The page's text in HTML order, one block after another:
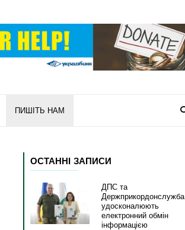
ПИШІТЬ НАМ
ОСТАННІ ЗАПИСИ
ДПС та
Держприкордонслужба
удосконалюють
електронний обмін
інформацією